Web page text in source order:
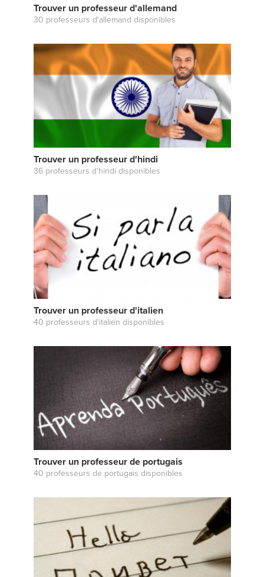
Trouver un professeur d'allemand
30 professeurs d'allemand disponibles
Trouver un professeur d'hindi
36 professeurs d'hindi disponibles
Trouver un professeur d'italien
40 professeurs d'italien disponibles
Trouver un professeur de portugais
40 professeurs de portugais disponibles